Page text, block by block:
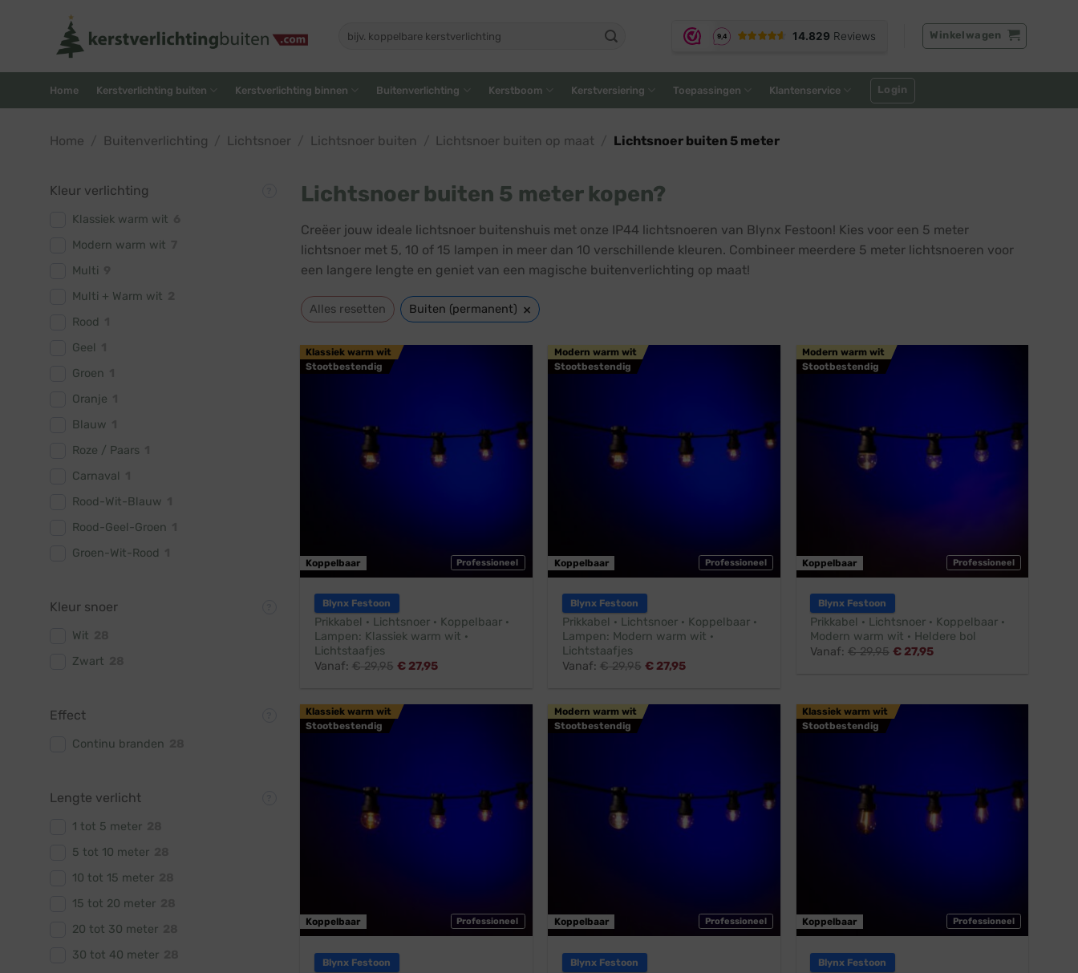
naar:
Winkelwagen
Home Kerstverlichting buiten Kerstverlichting binnen Buitenverlichting Kerstboom Kerstversiering Toepassingen Klantenservice Login
Home Buitenverlichting Lichtsnoer Lichtsnoer buiten Lichtsnoer buiten op maat Lichtsnoer buiten 5 meter
Kleur verlichting
Klassiek warm wit
Modern warm wit
Multi
Multi + Warm wit
Rood
Geel
Groen
Oranje
Blauw
Roze / Paars
Carnaval
Rood-Wit-Blauw
Rood-Geel-Groen
Groen-Wit-Rood
Kleur snoer
Wit
Zwart
Effect
Continu branden
Lengte verlicht
1 tot 5 meter
5 tot 10 meter
10 tot 15 meter
15 tot 20 meter
20 tot 30 meter
30 tot 40 meter
Lichtsnoer buiten 5 meter kopen?
Creëer jouw ideale lichtsnoer buitenshuis met onze IP44 lichtsnoeren van Blynx Festoon! Kies voor een 5 meter
lichtsnoer met 5, 10 of 15 lampen in meer dan 10 verschillende kleuren. Combineer meerdere 5 meter lichtsnoeren voor
een langere lengte en geniet van een magische buitenverlichting op maat!
Alles resetten Buiten (permanent) ×
Professioneel
Klassiek warm wit
Stootbestendig
Koppelbaar
Blynx Festoon
Prikkabel · Lichtsnoer · Koppelbaar ·
Lampen: Klassiek warm wit ·
Lichtstaafjes
Vanaf: €29,95 €27,95
Professioneel
Modern warm wit
Stootbestendig
Koppelbaar
Blynx Festoon
Prikkabel · Lichtsnoer · Koppelbaar ·
Lampen: Modern warm wit ·
Lichtstaafjes
Vanaf: €29,95 € 27,95
Professioneel
Modern warm wit
Stootbestendig
Koppelbaar
Blynx Festoon
Prikkabel · Lichtsnoer · Koppelbaar ·
Modern warm wit · Heldere bol
Vanaf: €29,95 € 27,95
Professioneel
Klassiek warm wit
Stootbestendig
Koppelbaar
Blynx Festoon
Professioneel
Modern warm wit
Stootbestendig
Koppelbaar
Blynx Festoon
Professioneel
Klassiek warm wit
Stootbestendig
Koppelbaar
Blynx Festoon